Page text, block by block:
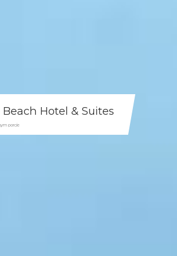
Hotel & Suites
porcie